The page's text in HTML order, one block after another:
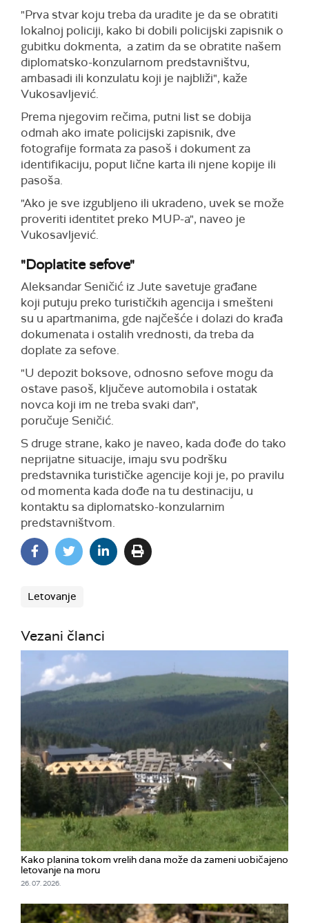
"Prva stvar koju treba da uradite je da se obratiti
lokalnoj policiji, kako bi dobili policijski zapisnik o
gubitku dokmenta, a zatim da se obratite našem
diplomatsko-konzularnom predstavništvu,
ambasadi ili konzulatu koji je najbliži", kaže
Vukosavljević.
Prema njegovim rečima, putni list se dobija
odmah ako imate policijski zapisnik, dve
fotografije formata za pasoš i dokument za
identifikaciju, poput lične karta ili njene kopije ili
pasoša.
"Ako je sve izgubljeno ili ukradeno, uvek se može
proveriti identitet preko MUP-a", naveo je
Vukosavljević.
"Doplatite sefove"
Aleksandar Seničić izJute savetuje građane
koji putuju preko turističkih agencija i smešteni
su u apartmanima, gde najčešće i dolazi do krađa
dokumenata i ostalih vrednosti, da treba da
doplate za sefove.
"U depozit boksove, odnosno sefove mogu da
ostave pasoš, ključeve automobila i ostatak
novca koji im ne treba svaki dan",
poručuje Seničić.
S druge strane, kako je naveo, kada dođe do tako
neprijatne situacije, imaju svu podršku
predstavnika turističke agencije koji je, po pravilu
od momenta kada dođe na tu destinaciju, u
kontaktu sa diplomatsko-konzularnim
predstavništvom.
Letovanje
Vezani članci
Kako planina tokom vrelih dana može da zameni uobičajeno
letovanje na moru
26. 07. 2026.